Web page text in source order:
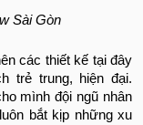
Sài Gòn
các thiết kế tại đây
trẻ trung, hiện đại.
mình đội ngũ nhân
bắt kịp những xu